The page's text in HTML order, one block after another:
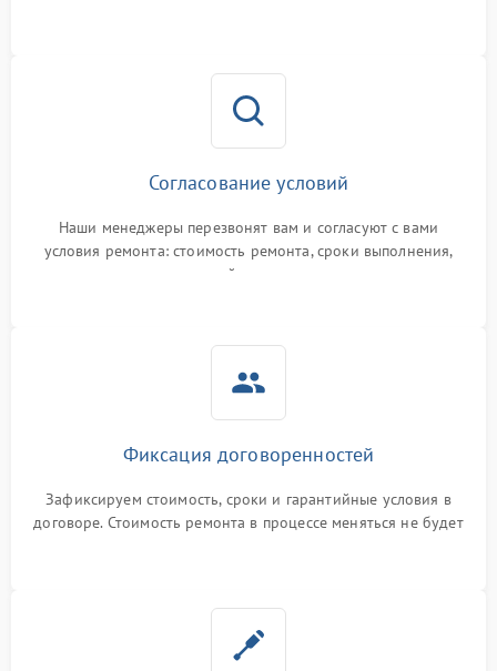
Согласование условий
Наши менеджеры перезвонят вам и согласуют с вами
условия ремонта: стоимость ремонта, сроки выполнения,
гарантийные условия
Фиксация договоренностей
Зафиксируем стоимость, сроки и гарантийные условия в
договоре. Стоимость ремонта в процессе меняться не будет